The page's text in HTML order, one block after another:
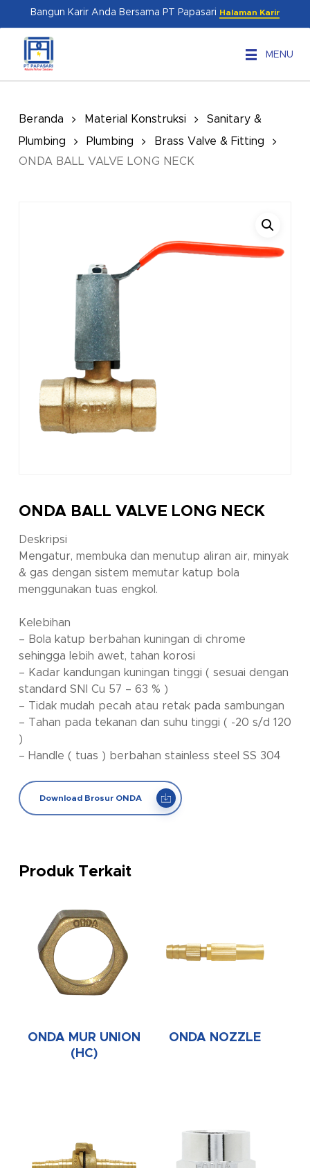
content
Bangun Karir Anda Bersama PT Papasari Halaman Karir
MENU
Beranda Material Konstruksi
Sanitary &
Plumbing
Plumbing
Brass Valve & Fitting
ONDA BALL VALVE LONG NECK
ONDA BALL VALVE LONG NECK
Deskripsi
Mengatur, membuka dan menutup aliran air, minyak
& gas dengan sistem memutar katup bola
menggunakan tuas engkol.
Kelebihan
– Bola katup berbahan kuningan di chrome
sehingga lebih awet, tahan korosi
– Kadar kandungan kuningan tinggi ( sesuai dengan
standard SNI Cu 57 – 63 % )
– Tidak mudah pecah atau retak pada sambungan
– Tahan pada tekanan dan suhu tinggi ( -20 s/d 120
)
– Handle ( tuas ) berbahan stainless steel SS 304
Download Brosur ONDA
Produk Terkait
ONDA MUR UNION
(HC)
ONDA NOZZLE
Menu